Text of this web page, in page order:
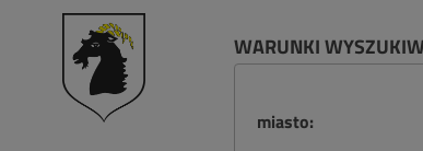
WARUNKI
miasto: